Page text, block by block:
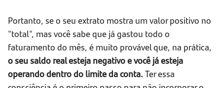
Portanto, se o seu extrato mostra um valor positivo no
"total", mas você sabe que já gastou todo o
faturamento do mês, é muito provável que, na prática,
o seu saldo real esteja negativo e você já esteja
operando dentro do limite da conta. Ter essa